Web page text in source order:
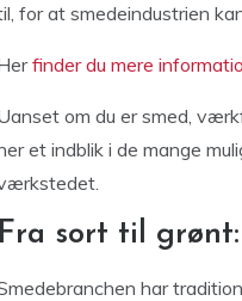
for at smedeindustrien
finder du mere
om du er smed,
et indblik i de mange
Fra sort til
har